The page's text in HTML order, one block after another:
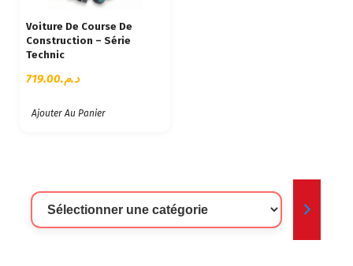
Voiture De Course De
Construction – Série
Technic
د.م.719.00
Ajouter Au Panier
Sélectionner